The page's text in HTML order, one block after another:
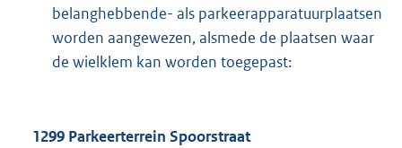
belanghebbende- als parkeerapparatuurplaatsen
worden aangewezen, alsmede de plaatsen waar
de wielklem kan worden toegepast:
1299 Parkeerterrein Spoorstraat